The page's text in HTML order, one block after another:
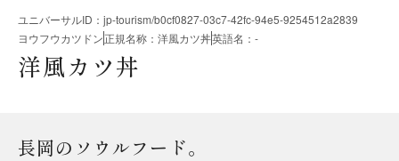
ユニバーサルID ： jp-tourism/b0cf0827-03c7-42fc-94e5-9254512a2839
ヨウフウカツドン正規名称 ： 洋風カツ丼英語名 ： -
洋風カツ丼
長岡のソウルフード。